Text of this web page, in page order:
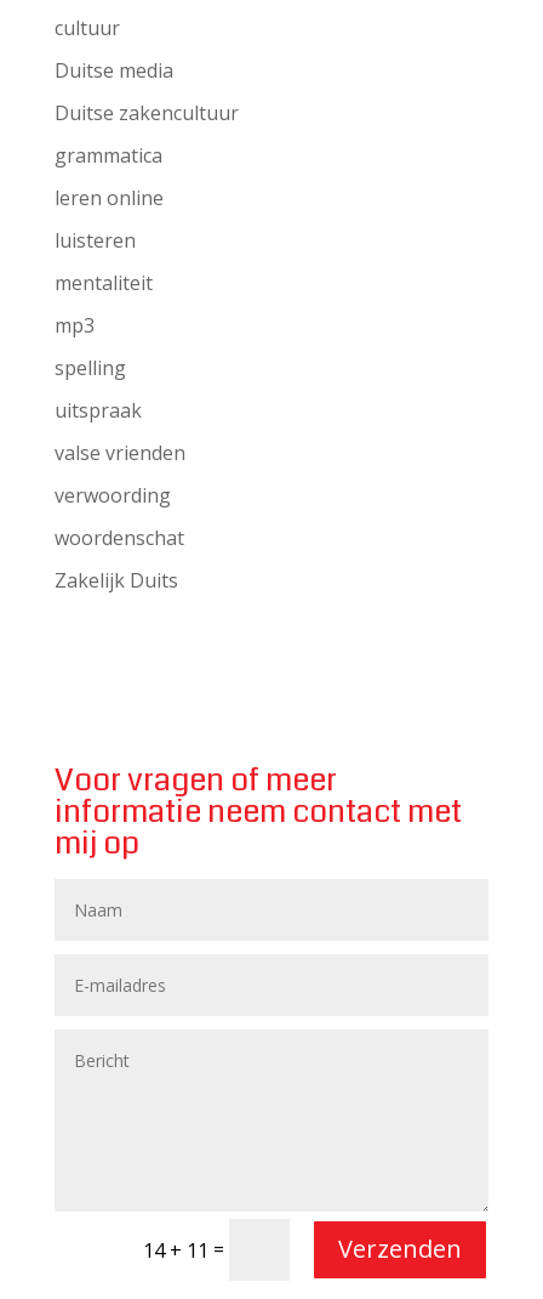
cultuur
Duitse media
Duitse zakencultuur
grammatica
leren online
luisteren
mentaliteit
mp3
spelling
uitspraak
valse vrienden
verwoording
woordenschat
Zakelijk Duits
Voor vragen of meer
informatie neem contact met
mij op
14 + 11 = Verzenden